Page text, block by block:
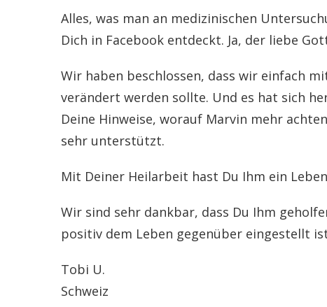
Alles, was man an medizinischen
Dich in Facebook entdeckt. Ja, der liebe
Wir haben beschlossen, dass wir einfach
verändert werden sollte. Und es hat sich
Deine Hinweise, worauf Marvin mehr
sehr unterstützt.
Mit Deiner Heilarbeit hast Du Ihm ein
Wir sind sehr dankbar, dass Du Ihm
positiv dem Leben gegenüber eingestellt
Tobi U.
Schweiz